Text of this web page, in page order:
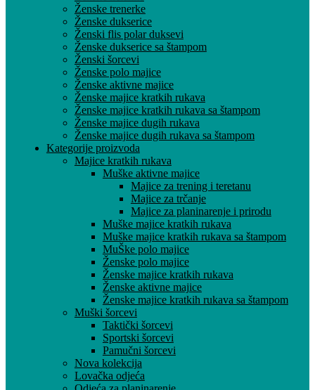
Ženske trenerke
Ženske dukserice
Ženski flis polar duksevi
Ženske dukserice sa štampom
Ženski šorcevi
Ženske polo majice
Ženske aktivne majice
Ženske majice kratkih rukava
Ženske majice kratkih rukava sa štampom
Ženske majice dugih rukava
Ženske majice dugih rukava sa štampom
Kategorije proizvoda
Majice kratkih rukava
Muške aktivne majice
Majice za trening i teretanu
Majice za trčanje
Majice za planinarenje i prirodu
Muške majice kratkih rukava
Muške majice kratkih rukava sa štampom
MuŠke polo majice
Ženske polo majice
Ženske majice kratkih rukava
Ženske aktivne majice
Ženske majice kratkih rukava sa štampom
Muški šorcevi
Taktički šorcevi
Sportski šorcevi
Pamučni šorcevi
Nova kolekcija
Lovačka odjeća